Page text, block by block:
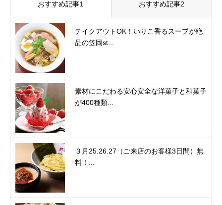
おすすめ記事1 おすすめ記事2
テイクアウトOK！いりこ香るスープが絶
品の笠岡st...
素材にこだわる安心安全な洋菓子と和菓子
が400種類...
３月25.26.27（ご来店のお客様3日間）無
料！...